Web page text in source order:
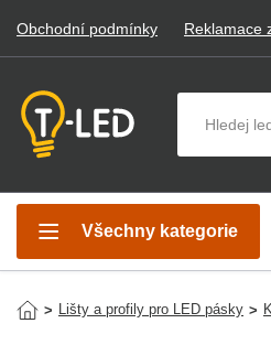
Obchodní podmínky Reklamace
Všechny kategorie
> Lišty a profily pro LED pásky >